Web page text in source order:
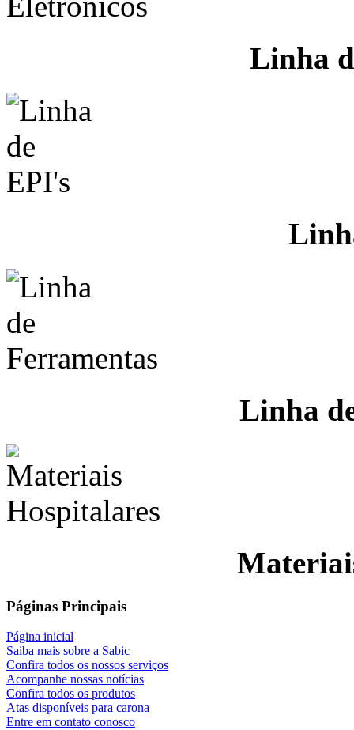
Linha
Linha
Páginas Principais
Página inicial
Saiba mais sobre a Sabic
Confira todos os nossos serviços
Acompanhe nossas notícias
Confira todos os produtos
Atas disponíveis para carona
Entre em contato conosco